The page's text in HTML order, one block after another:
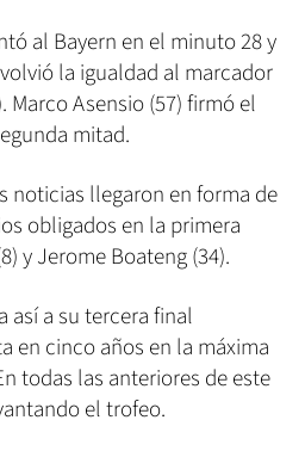
al Bayern en el minuto 28 y
la igualdad al marcador
Marco Asensio (57) firmó el
mitad.
noticias llegaron en forma de
obligados en la primera
y Jerome Boateng (34).
así a su tercera final
en cinco años en la máxima
todas las anteriores de este
el trofeo.